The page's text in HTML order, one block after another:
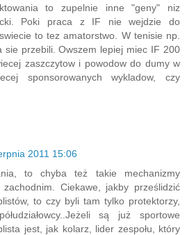
to zupelnie inne "geny" niz
Poki praca z IF nie wejdzie do
to tez amatorstwo. W tenisie np.
sie przebili. Owszem lepiej miec IF 200
zaszczytow i powodow do dumy w
sponsorowanych wykladow, czy
2011 15:06
to chyba też takie mechanizmy
zachodnim. Ciekawe, jakby prześlidzić
to czy byli tam tylko protektorzy,
są już sportowe
jest, jak kolarz, lider zespołu, który